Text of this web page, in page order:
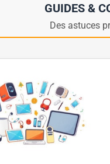
GUIDES &
Des astuces